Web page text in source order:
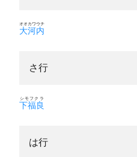
大河内
オオカワウチ
さ行
下福良
シモフクラ
は行